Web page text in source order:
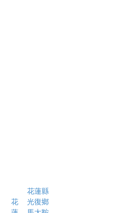
花
花蓮縣
光復鄉